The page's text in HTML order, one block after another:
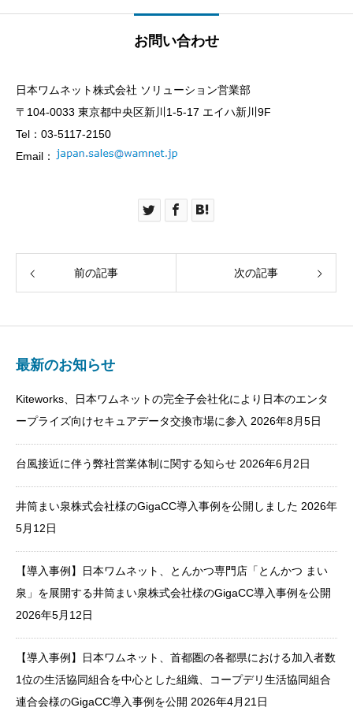
お問い合わせ
日本ワムネット株式会社 ソリューション営業部
〒104-0033 東京都中央区新川1-5-17 エイハ新川9F
Tel：03-5117-2150
Email：
前の記事 次の記事
最新のお知らせ
Kiteworks、日本ワムネットの完全子会社化により日本のエンタ
ープライズ向けセキュアデータ交換市場に参入 2026年8月5日
台風接近に伴う弊社営業体制に関する知らせ 2026年6月2日
井筒まい泉株式会社様のGigaCC導入事例を公開しました 2026年
5月12日
【導入事例】日本ワムネット、とんかつ専門店「とんかつ まい
泉」を展開する井筒まい泉株式会社様のGigaCC導入事例を公開
2026年5月12日
【導入事例】日本ワムネット、首都圏の各都県における加入者数
1位の生活協同組合を中心とした組織、コープデリ生活協同組合
連合会様のGigaCC導入事例を公開 2026年4月21日